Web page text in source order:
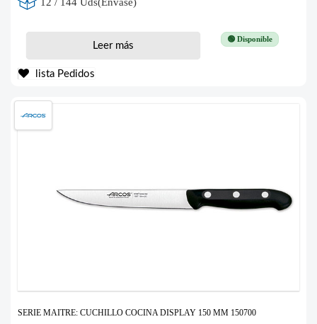
🟢 Disponible
Leer más
lista Pedidos
SERIE MAITRE: CUCHILLO COCINA DISPLAY 150 MM 150700